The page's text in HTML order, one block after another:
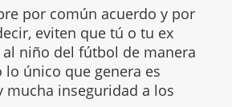
por común acuerdo y por
eviten que tú o tu ex
niño del fútbol de manera
lo único que genera es
mucha inseguridad a los